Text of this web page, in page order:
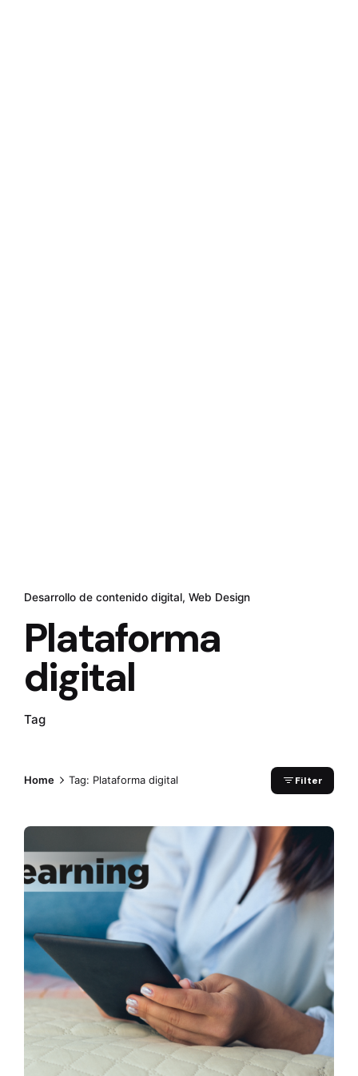
Desarrollo de contenido digital Web Design
Plataforma
digital
Tag
Home Tag: Plataforma digital Filter